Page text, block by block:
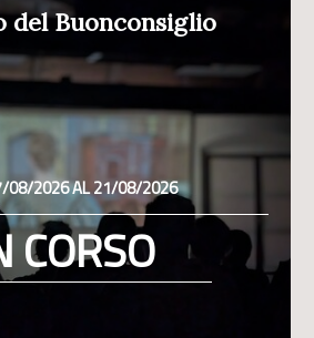
del Buonconsiglio
08/2026 AL 21/08/2026
CORSO